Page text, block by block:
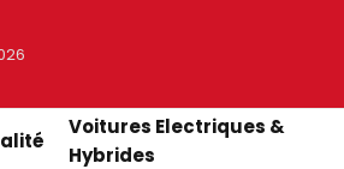
Voitures Electriques &
Hybrides